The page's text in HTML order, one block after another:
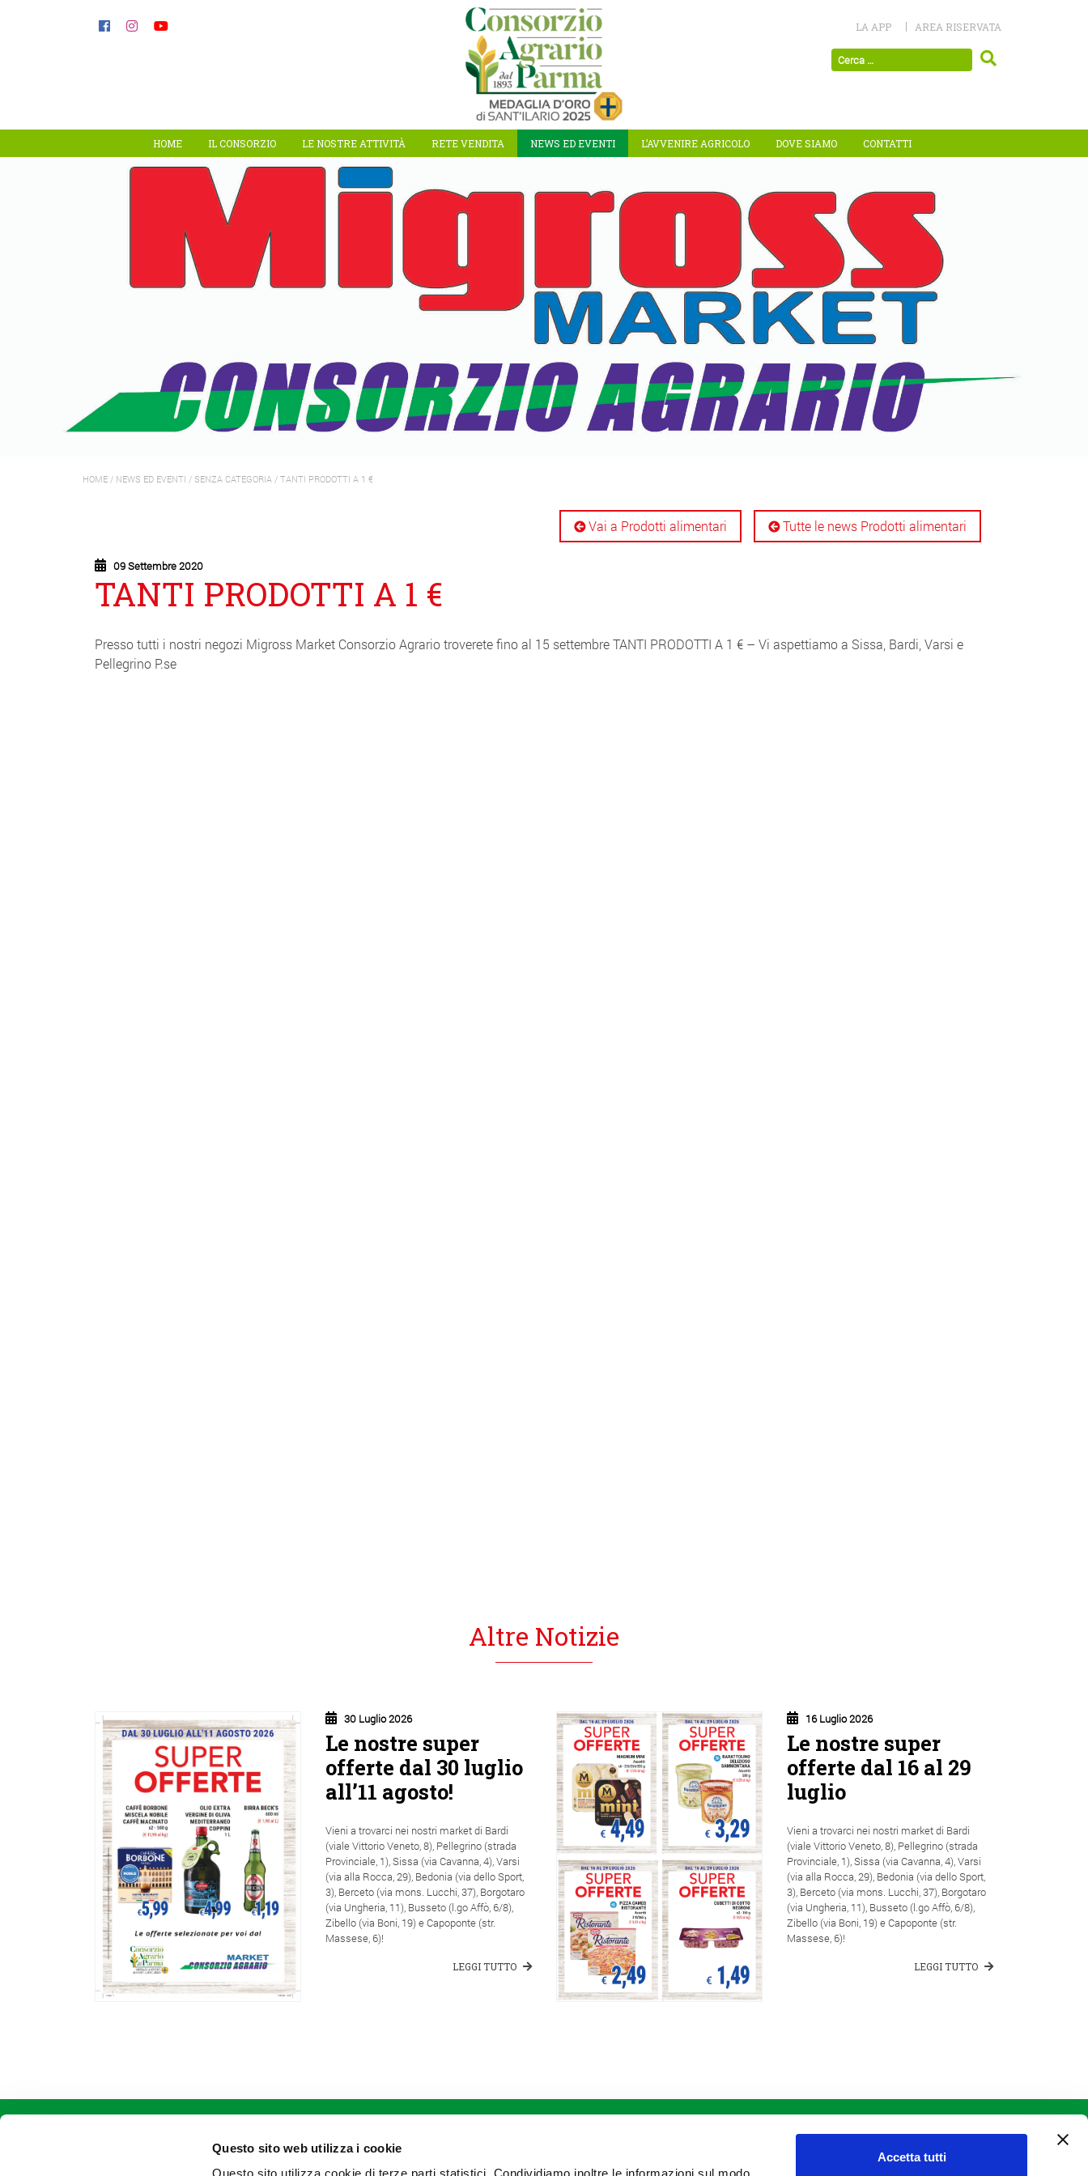
Questo sito web utilizza i cookie
Accetta tutti
LA APP AREA RISERVATA
HOME IL CONSORZIO LE NOSTRE ATTIVITÀ RETE VENDITA NEWS ED EVENTI L’AVVENIRE AGRICOLO DOVE SIAMO CONTATTI
HOME / NEWS ED EVENTI / SENZA CATEGORIA / TANTI PRODOTTI A 1 €
Tutte le news Prodotti alimentari
Vai a Prodotti alimentari
09 Settembre 2020
TANTI PRODOTTI A 1 €
Presso tutti i nostri negozi Migross Market Consorzio Agrario troverete fino al 15 settembre TANTI PRODOTTI A 1 € – Vi aspettiamo a Sissa, Bardi, Varsi e
Pellegrino P.se
Altre Notizie
30 Luglio 2026
Le nostre super
offerte dal 30 luglio
all’11 agosto!
Vieni a trovarci nei nostri market di Bardi
(viale Vittorio Veneto, 8), Pellegrino (strada
Provinciale, 1), Sissa (via Cavanna, 4), Varsi
(via alla Rocca, 29), Bedonia (via dello Sport,
3), Berceto (via mons. Lucchi, 37), Borgotaro
(via Ungheria, 11), Busseto (l.go Affò, 6/8),
Zibello (via Boni, 19) e Capoponte (str.
Massese, 6)!
LEGGI TUTTO
16 Luglio 2026
Le nostre super
offerte dal 16 al 29
luglio
Vieni a trovarci nei nostri market di Bardi
(viale Vittorio Veneto, 8), Pellegrino (strada
Provinciale, 1), Sissa (via Cavanna, 4), Varsi
(via alla Rocca, 29), Bedonia (via dello Sport,
3), Berceto (via mons. Lucchi, 37), Borgotaro
(via Ungheria, 11), Busseto (l.go Affò, 6/8),
Zibello (via Boni, 19) e Capoponte (str.
Massese, 6)!
LEGGI TUTTO
Informativa Clienti
Informativa Privacy e Cookie Policy